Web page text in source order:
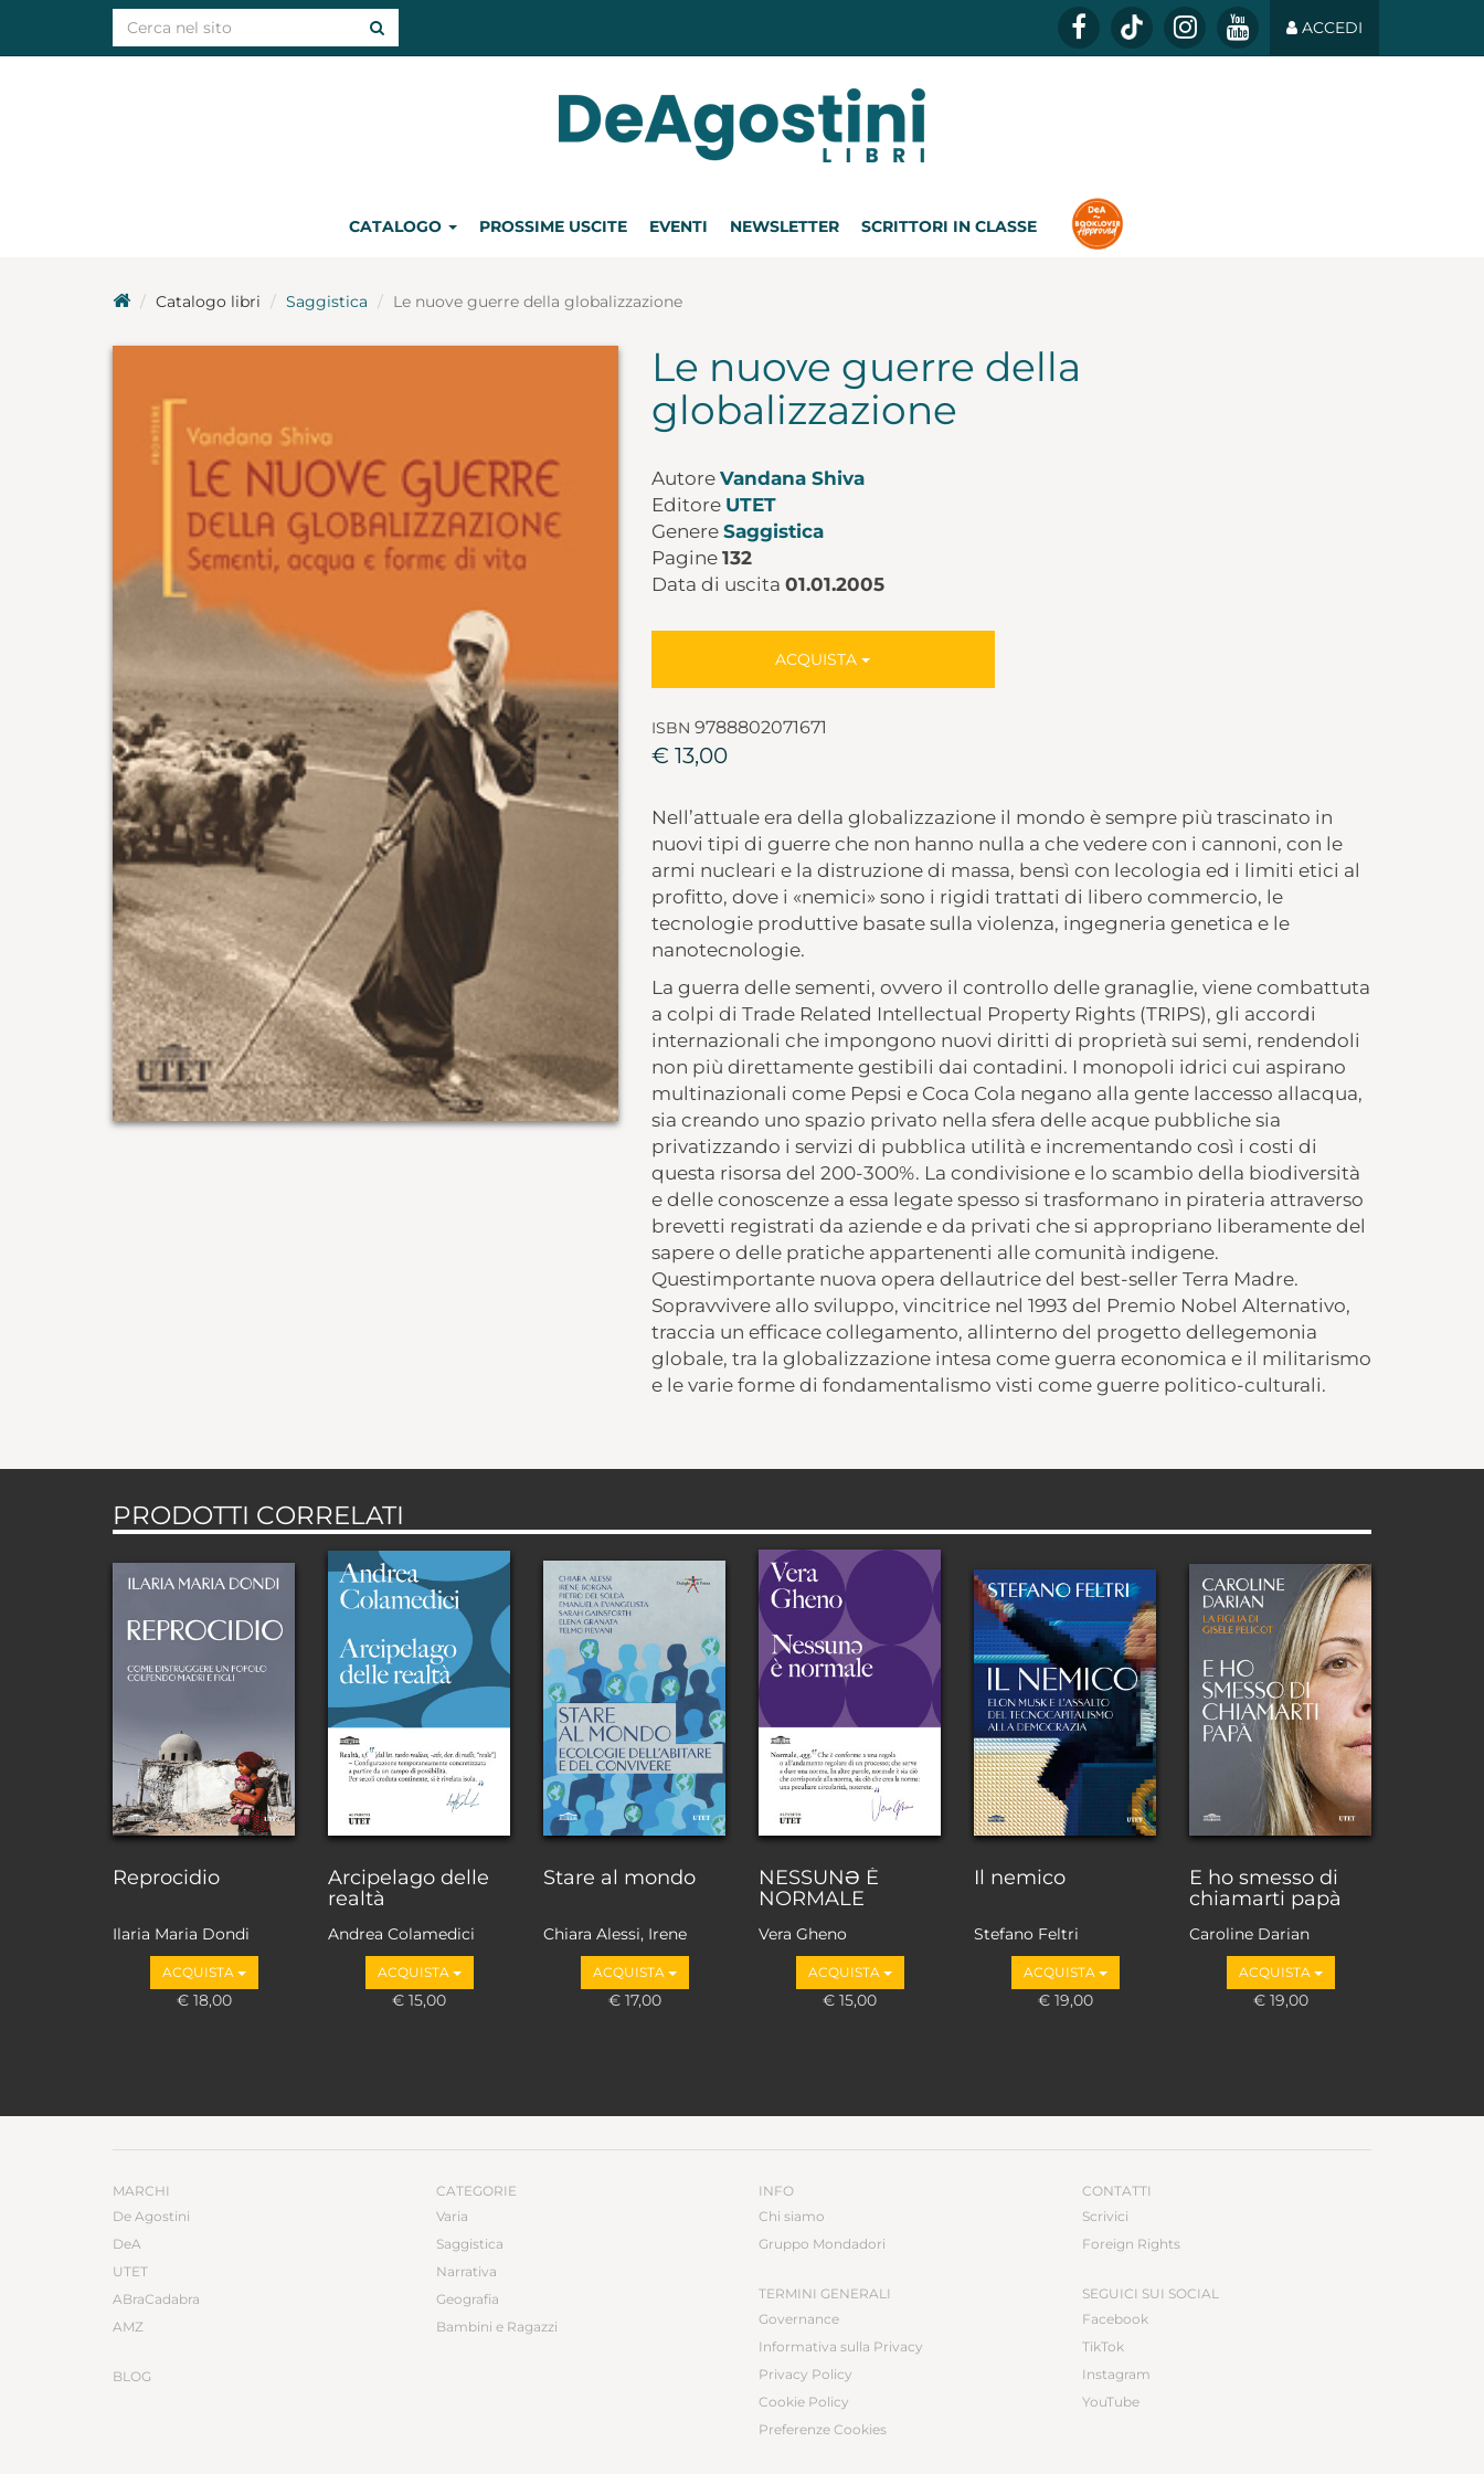
ACCEDI
CATALOGO PROSSIME USCITE EVENTI NEWSLETTER SCRITTORI IN CLASSE
Catalogo libri Saggistica Le nuove guerre della globalizzazione
Le nuove guerre della
globalizzazione
Autore Vandana Shiva
Editore UTET
Genere Saggistica
Pagine 132
Data di uscita 01.01.2005
ACQUISTA
ISBN 9788802071671
€ 13,00
Nell’attuale era della globalizzazione il mondo è sempre più trascinato in
nuovi tipi di guerre che non hanno nulla a che vedere con i cannoni, con le
armi nucleari e la distruzione di massa, bensì con lecologia ed i limiti etici al
profitto, dove i «nemici» sono i rigidi trattati di libero commercio, le
tecnologie produttive basate sulla violenza, ingegneria genetica e le
nanotecnologie.
La guerra delle sementi, ovvero il controllo delle granaglie, viene combattuta
a colpi di Trade Related Intellectual Property Rights (TRIPS), gli accordi
internazionali che impongono nuovi diritti di proprietà sui semi, rendendoli
non più direttamente gestibili dai contadini. I monopoli idrici cui aspirano
multinazionali come Pepsi e Coca Cola negano alla gente laccesso allacqua,
sia creando uno spazio privato nella sfera delle acque pubbliche sia
privatizzando i servizi di pubblica utilità e incrementando così i costi di
questa risorsa del 200-300%. La condivisione e lo scambio della biodiversità
e delle conoscenze a essa legate spesso si trasformano in pirateria attraverso
brevetti registrati da aziende e da privati che si appropriano liberamente del
sapere o delle pratiche appartenenti alle comunità indigene.
Questimportante nuova opera dellautrice del best-seller Terra Madre.
Sopravvivere allo sviluppo, vincitrice nel 1993 del Premio Nobel Alternativo,
traccia un efficace collegamento, allinterno del progetto dellegemonia
globale, tra la globalizzazione intesa come guerra economica e il militarismo
e le varie forme di fondamentalismo visti come guerre politico-culturali.
PRODOTTI CORRELATI
Reprocidio
Ilaria Maria Dondi
ACQUISTA
€ 18,00
Arcipelago delle
realtà
Andrea Colamedici
ACQUISTA
€ 15,00
Stare al mondo
Chiara Alessi, Irene
Borgna, Pietro Del
Soldà, Emanuela
Evangelista, Sarah
ACQUISTA
€ 17,00
NESSUNƏ È
NORMALE
Vera Gheno
ACQUISTA
€ 15,00
Il nemico
Stefano Feltri
ACQUISTA
€ 19,00
E ho smesso di
chiamarti papà
Caroline Darian
ACQUISTA
€ 19,00
MARCHI
De Agostini
DeA
UTET
ABraCadabra
AMZ
BLOG
CATEGORIE
Varia
Saggistica
Narrativa
Geografia
Bambini e Ragazzi
INFO
Chi siamo
Gruppo Mondadori
TERMINI GENERALI
Governance
Informativa sulla Privacy
Privacy Policy
Cookie Policy
Preferenze Cookies
CONTATTI
Scrivici
Foreign Rights
SEGUICI SUI SOCIAL
Facebook
TikTok
Instagram
YouTube